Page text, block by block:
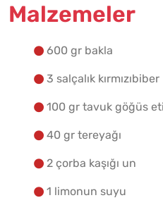
Malzemeler
600 gr bakla
3 salçalık kırmızıbiber
100 gr tavuk göğüs eti
40 gr tereyağı
2 çorba kaşığı un
1 limonun suyu